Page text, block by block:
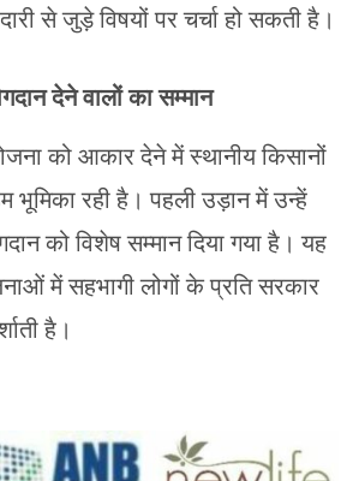
से जुड़े विषयों पर चर्चा हो सकती है।
देने वालों का सम्मान
को आकार देने में स्थानीय किसानों
रही है। पहली उड़ान में उन्हें
को विशेष सम्मान दिया गया है। यह
में सहभागी लोगों के प्रति सरकार
है।